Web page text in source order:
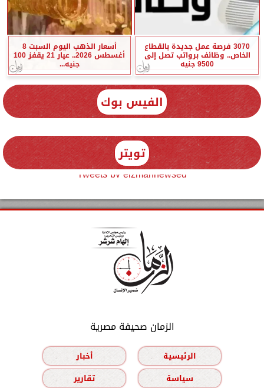
3070 فرصة عمل جديدة بالقطاع
الخاص.. وظائف برواتب تصل إلى
9500 جنيه
أسعار الذهب اليوم السبت 8
أغسطس 2026.. عيار 21 يقفز 100
جنيه...
الفيس بوك
تويتر
Tweets by elzmannewseg
الزمان صحيفة مصرية
الرئيسية
أخبار
سياسة
تقارير